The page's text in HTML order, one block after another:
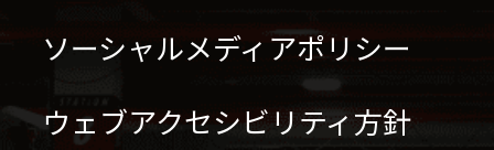
ソーシャルメディアポリシー
ウェブアクセシビリティ方針